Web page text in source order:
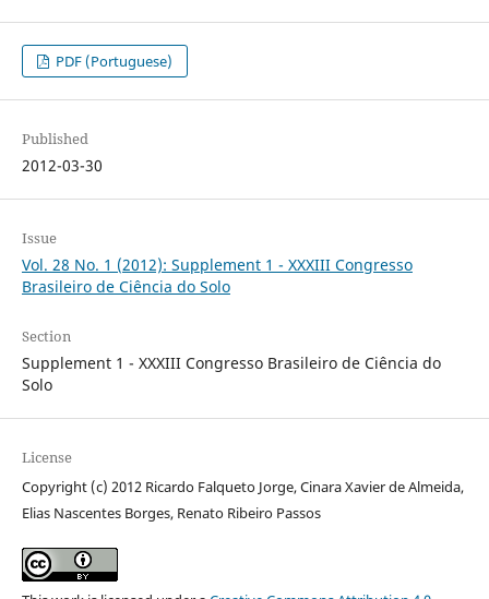
PDF (Portuguese)
Published
2012-03-30
Issue
Vol. 28 No. 1 (2012): Supplement 1 - XXXIII Congresso
Brasileiro de Ciência do Solo
Section
Supplement 1 - XXXIII Congresso Brasileiro de Ciência do
Solo
License
Copyright (c) 2012 Ricardo Falqueto Jorge, Cinara Xavier de Almeida,
Elias Nascentes Borges, Renato Ribeiro Passos